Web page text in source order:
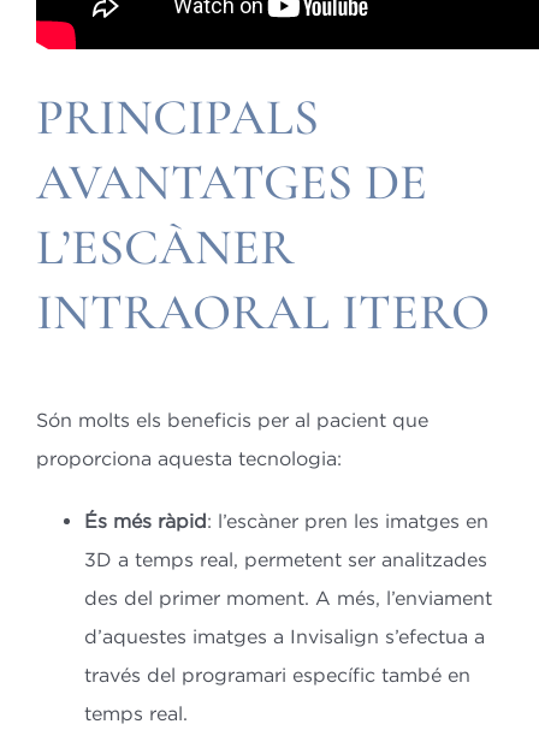
PRINCIPALS
AVANTATGES DE
L’ESCÀNER
INTRAORAL ITERO
Són molts els beneficis per al pacient que
proporciona aquesta tecnologia:
És més ràpid: l’escàner pren les imatges en
3D a temps real, permetent ser analitzades
des del primer moment. A més, l’enviament
d’aquestes imatges a Invisalign s’efectua a
través del programari específic també en
temps real.